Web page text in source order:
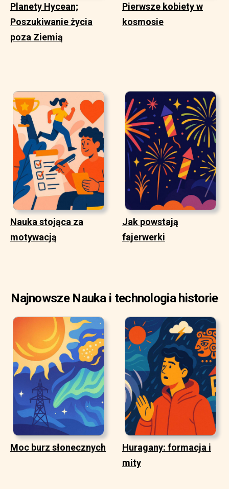
Planety Hycean;
Poszukiwanie życia
poza Ziemią
Pierwsze kobiety w
kosmosie
Nauka stojąca za
motywacją
Jak powstają
fajerwerki
Najnowsze Nauka i technologia historie
Moc burz słonecznych
Huragany: formacja i
mity